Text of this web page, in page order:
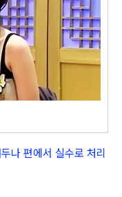
나 편에서 실수로 처리